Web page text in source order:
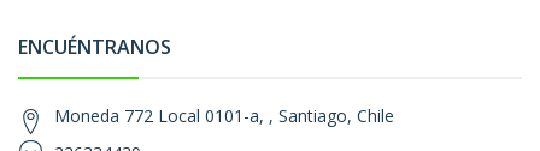
ENCUÉNTRANOS
Moneda 772 Local 0101-a, , Santiago, Chile